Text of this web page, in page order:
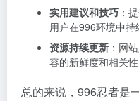
实用建议和技巧 ：
用户在996环境中持
资源持续更新 ：网
容的新鲜度和相关性
总的来说，996忍者是